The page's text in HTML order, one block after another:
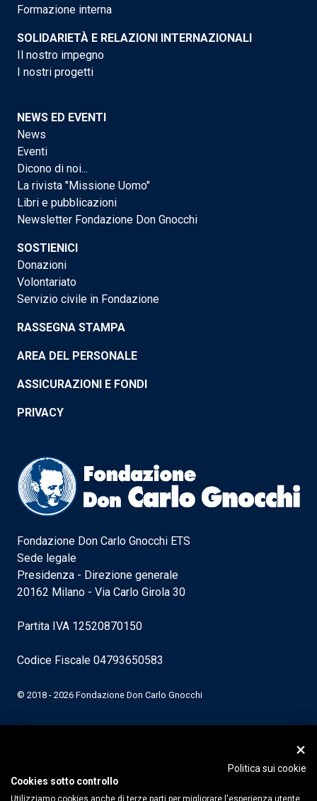
Formazione interna
SOLIDARIETÀ E RELAZIONI INTERNAZIONALI
Il nostro impegno
I nostri progetti
NEWS ED EVENTI
News
Eventi
Dicono di noi...
La rivista "Missione Uomo"
Libri e pubblicazioni
Newsletter Fondazione Don Gnocchi
SOSTIENICI
Donazioni
Volontariato
Servizio civile in Fondazione
RASSEGNA STAMPA
AREA DEL PERSONALE
ASSICURAZIONI E FONDI
PRIVACY
Fondazione Don Carlo Gnocchi ETS
Sede legale
Presidenza - Direzione generale
20162 Milano - Via Carlo Girola 30
Partita IVA 12520870150
Codice Fiscale 04793650583
© 2018 - 2026 Fondazione Don Carlo Gnocchi
Politica sui cookie
Cookies sotto controllo
Utilizziamo cookies anche di terze parti per migliorare l'esperienza utente